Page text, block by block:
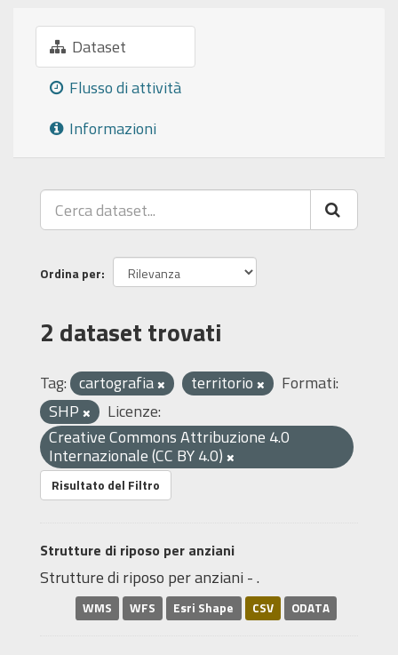
Dataset
Flusso di attività
Informazioni
Ordina per
2 dataset trovati
Tag: cartografia territorio
Formati:
SHP
Licenze:
Creative Commons Attribuzione 4.0
Internazionale (CC BY 4.0)
Risultato del Filtro
Strutture di riposo per anziani
Strutture di riposo per anziani - .
WMS WFS Esri Shape CSV ODATA